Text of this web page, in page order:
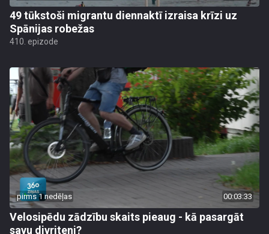
49 tūkstoši migrantu diennaktī izraisa krīzi uz
Spānijas robežas
410. epizode
pirms 1 nedēļas 00:03:33
Velosipēdu zādzību skaits pieaug - kā pasargāt
savu divriteni?